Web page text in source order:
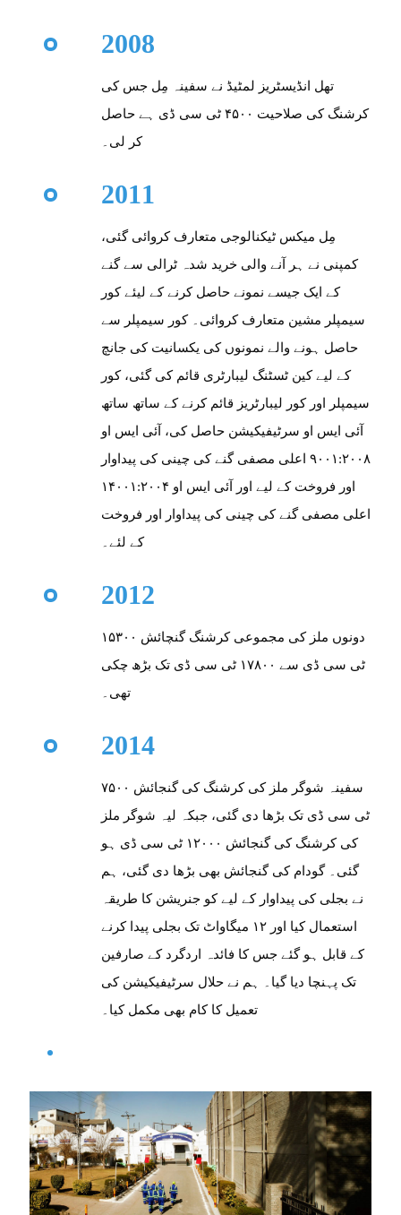
2008
تھل انڈیسٹریز لمٹیڈ نے سفینہ مِل جس کی
کرشنگ کی صلاحیت ۴۵۰۰ ٹی سی ڈی ہے حاصل
کر لی۔
2011
مِل میکس ٹیکنالوجی متعارف کروائی گئی،
کمپنی نے ہر آنے والی خرید شدہ ٹرالی سے گنے
کے ایک جیسے نمونے حاصل کرنے کے لیئے کور
سیمپلر مشین متعارف کروائی۔ کور سیمپلر سے
حاصل ہونے والے نمونوں کی یکسانیت کی جانچ
کے لیے کین ٹسٹنگ لیبارٹری قائم کی گئی، کور
سیمپلر اور کور لیبارٹریز قائم کرنے کے ساتھ ساتھ
آئی ایس او سرٹیفیکیشن حاصل کی، آئی ایس او
۹۰۰۱:۲۰۰۸ اعلی مصفی گنے کی چینی کی پیداوار
اور فروخت کے لیے اور آئی ایس او ۱۴۰۰۱:۲۰۰۴
اعلی مصفی گنے کی چینی کی پیداوار اور فروخت
کے لئے۔
2012
دونوں ملز کی مجموعی کرشنگ گنچائش ۱۵۳۰۰
ٹی سی ڈی سے ۱۷۸۰۰ ٹی سی ڈی تک بڑھ چکی
تھی۔
2014
سفینہ شوگر ملز کی کرشنگ کی گنجائش ۷۵۰۰
ٹی سی ڈی تک بڑھا دی گئی، جبکہ لیہ شوگر ملز
کی کرشنگ کی گنجائش ۱۲۰۰۰ ٹی سی ڈی ہو
گئی۔ گودام کی گنجائش بھی بڑھا دی گئی، ہم
نے بجلی کی پیداوار کے لیے کو جنریشن کا طریقہ
استعمال کیا اور ۱۲ میگاواٹ تک بجلی پیدا کرنے
کے قابل ہو گئے جس کا فائدہ اردگرد کے صارفین
تک پہنچا دیا گیا۔ ہم نے حلال سرٹیفیکیشن کی
تعمیل کا کام بھی مکمل کیا۔